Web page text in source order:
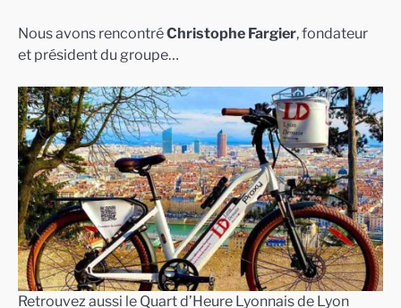
Nous avons rencontréChristophe Fargier, fondateur
et président du groupe…
Retrouvez aussi le Quart d’Heure Lyonnais de Lyon